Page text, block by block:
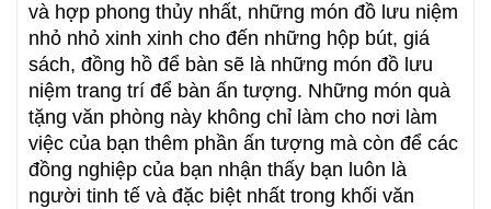
và hợp phong thủy nhất, những món đồ lưu niệm
nhỏ nhỏ xinh xinh cho đến những hộp bút, giá
sách, đồng hồ để bàn sẽ là những món đồ lưu
niệm trang trí để bàn ấn tượng. Những món quà
tặng văn phòng này không chỉ làm cho nơi làm
việc của bạn thêm phần ấn tượng mà còn để các
đồng nghiệp của bạn nhận thấy bạn luôn là
người tinh tế và đặc biệt nhất trong khối văn